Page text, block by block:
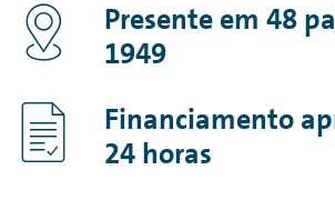
Presente em 48
1949
Financiamento
24 horas